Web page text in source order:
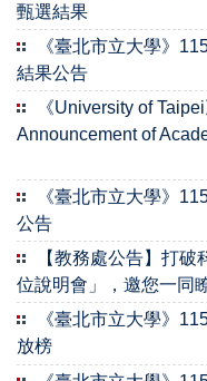
甄選結果
《臺北市立大學》
結果公告
《University of
Announcement of
《臺北市立大學》
公告
【教務處公告】打
位說明會」，邀您一同
《臺北市立大學》
放榜